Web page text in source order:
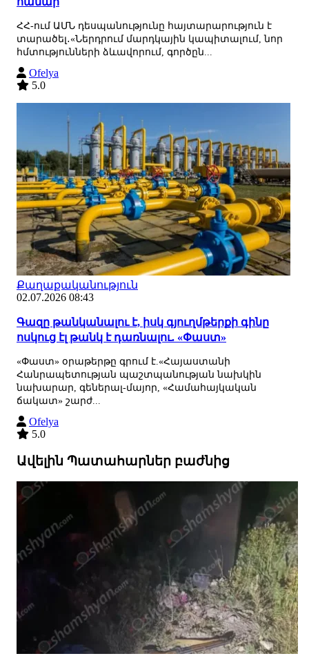
ՀՀ-ում ԱՄՆ դեսպանությունը հայտարարություն է
տարածել․«Ներդրում մարդկային կապիտալում, նոր
հմտությունների ձևավորում, գործըն...
Ofelya
5.0
Քաղաքականություն
02.07.2026 08:43
Գազը թանկանալու է, իսկ գյուղմթերքի գինը
ոսկուց էլ թանկ է դառնալու. «Փաստ»
«Փաստ» օրաթերթը գրում է.«Հայաստանի
Հանրապետության պաշտպանության նախկին
նախարար, գեներալ-մայոր, «Համահայկական
ճակատ» շարժ...
Ofelya
5.0
Ավելին Պատահարներ բաժնից